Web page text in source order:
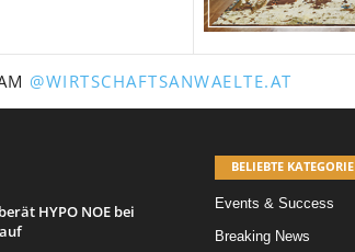
@WIRTSCHAFTSANWAELTE.AT
HYPO NOE bei
BELIEBTE KATEGORIE
Events & Success
Breaking News